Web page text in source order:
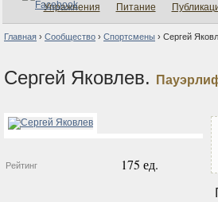
Упражнения Питание
Главная › Сообщество › Спортсмены › Сергей
Сергей Яковлев.
Рейтинг 175 ед.